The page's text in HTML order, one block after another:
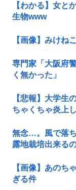
【わかる】女と
生物www
【画像】みけね
専門家「大阪府
く無かった」
【悲報】大学生
ちゃくちゃ炎上
無念…。風で落
露地栽培出来る
【画像】あのち
ぎる件